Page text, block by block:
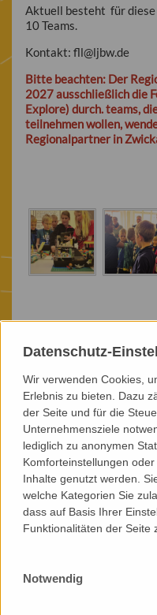
Aktuell besteht für
10 Teams.
Kontakt: fll@ljbw.de
Bitte beachten: Der
2027 ausschließlich die
Explore) durch. teams,
teilnehmen wollen,
Regionalpartner in
Landesverband
Datenschutz-
Wir verwenden Cookies,
Erlebnis zu bieten. Dazu
der Seite und für die
Unternehmensziele
lediglich zu anonymen
Komforteinstellungen
Inhalte genutzt werden.
welche Kategorien Sie
dass auf Basis Ihrer
Funktionalitäten der Seite
Notwendig